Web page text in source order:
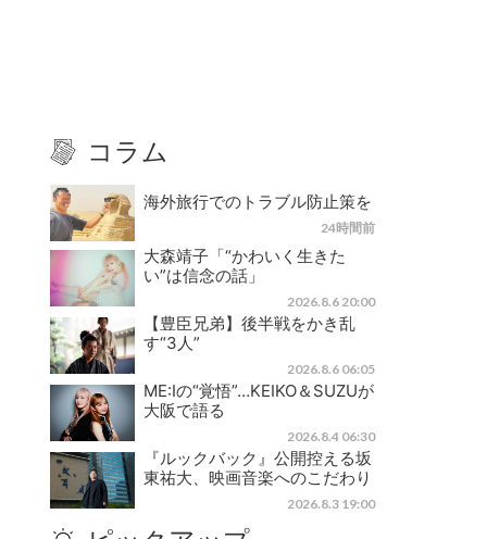
コラム
海外旅行でのトラブル防止策を
24時間前
大森靖子「“かわいく生きた
い”は信念の話」
2026.8.6 20:00
【豊臣兄弟】後半戦をかき乱
す“3人”
2026.8.6 06:05
ME:Iの“覚悟”…KEIKO＆SUZUが
大阪で語る
2026.8.4 06:30
『ルックバック』公開控える坂
東祐大、映画音楽へのこだわり
2026.8.3 19:00